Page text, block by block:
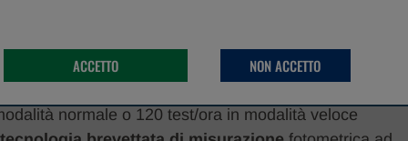
ACCETTO NON ACCETTO
of-care, analisi al letto del paziente e utilizzo in
normale o 120 test/ora in modalità veloce